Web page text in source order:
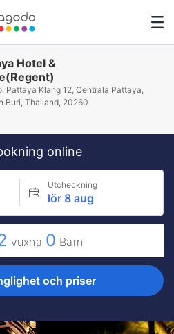
Hotel &
Pattaya Klang 12, Centrala Pattaya,
Buri, Thailand, 20260
online
Utcheckning
lör 8 aug
vuxna 0 Barn
och priser